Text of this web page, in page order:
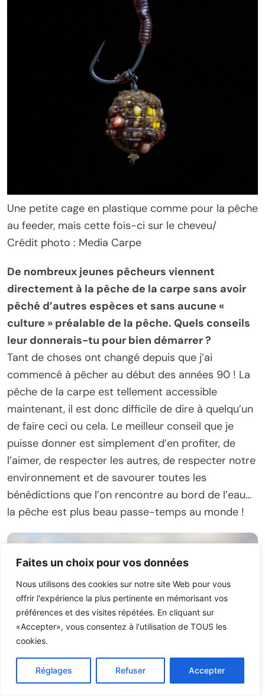
Faites un choix pour vos données
Nous utilisons des cookies sur notre site Web pour vous
offrir l'expérience la plus pertinente en mémorisant vos
préférences et des visites répétées. En cliquant sur
«Accepter», vous consentez à l'utilisation de TOUS les
cookies.
Réglages Refuser Accepter
Une petite cage en plastique comme pour la pêche
au feeder, mais cette fois-ci sur le cheveu/
Crédit photo : Media Carpe
De nombreux jeunes pêcheurs viennent
directement à la pêche de la carpe sans avoir
pêché d’autres espèces et sans aucune «
culture » préalable de la pêche. Quels conseils
leur donnerais-tu pour bien démarrer ?
Tant de choses ont changé depuis que j’ai
commencé à pêcher au début des années 90 ! La
pêche de la carpe est tellement accessible
maintenant, il est donc difficile de dire à quelqu’un
de faire ceci ou cela. Le meilleur conseil que je
puisse donner est simplement d’en profiter, de
l’aimer, de respecter les autres, de respecter notre
environnement et de savourer toutes les
bénédictions que l’on rencontre au bord de l’eau…
la pêche est plus beau passe-temps au monde !